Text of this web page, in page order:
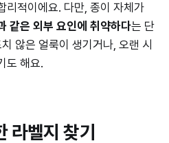
리적이에요. 다만, 종이 자체가
같은 외부 요인에 취약하다는 단
않은 얼룩이 생기거나, 오랜 시
도 해요.
라벨지 찾기